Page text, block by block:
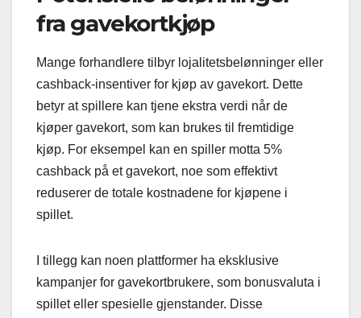
fra gavekortkjøp
Mange forhandlere tilbyr lojalitetsbelønninger eller
cashback-insentiver for kjøp av gavekort. Dette
betyr at spillere kan tjene ekstra verdi når de
kjøper gavekort, som kan brukes til fremtidige
kjøp. For eksempel kan en spiller motta 5%
cashback på et gavekort, noe som effektivt
reduserer de totale kostnadene for kjøpene i
spillet.
I tillegg kan noen plattformer ha eksklusive
kampanjer for gavekortbrukere, som bonusvaluta i
spillet eller spesielle gjenstander. Disse